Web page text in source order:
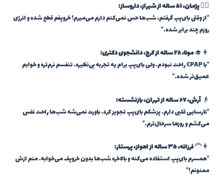
👨‍⚕️پژمان، ۵۱ ساله از شیراز، داروساز:
“از وقتی بای‌پپ گرفتم، شب‌ها حس نمی‌کنم دارم می‌میرم! خروپفم قطع شده و انرژی
روزم چند برابر شده.”
👩‍🎓مونا، ۲۸ ساله از کرج، دانشجوی دکتری:
“با CPAP راحت نبودم. ولی بای‌پپ برام یه تجربه بی‌نظیره. تنفسم نرم‌تره و خوابم
عمیق‌تر شده.”
👴آرش، ۶۷ ساله از تهران، بازنشسته:
“نارسایی قلبی دارم. پزشکم بای‌پپ تجویز کرد. باورت نمی‌شه شب‌ها راحت نفس
می‌کشم و روزها سرحال‌ترم.”
👩‍🦰فرزانه، ۳۵ ساله از اهواز، پرستار:
“همسرم بای‌پپ استفاده می‌کنه و بالاخره شب‌ها بدون خروپف می‌خوابه. منم ازش
ممنونم!”